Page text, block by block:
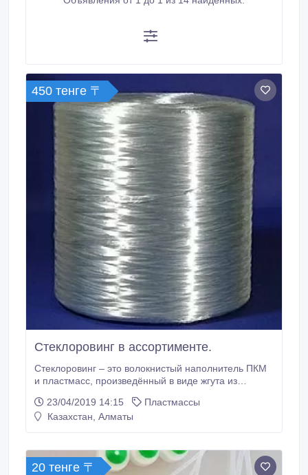
450 тенге 〒
Стеклоровинг в ассортименте.
Стеклоровинг – это волокнистый наполнитель ПКМ
и пластмасс, произведённый в виде жгута из
Стеклоровинг является сырьём для изготовления
тканных и нетканных стекломатекриалов
канатов, шпагатов.
23/04/2019 14:15
Пластмассы
Казахстан, Алматы
20 тенге 〒